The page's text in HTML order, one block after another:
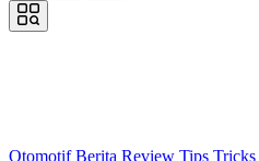
OtomotifBerita Review Tips Tricks